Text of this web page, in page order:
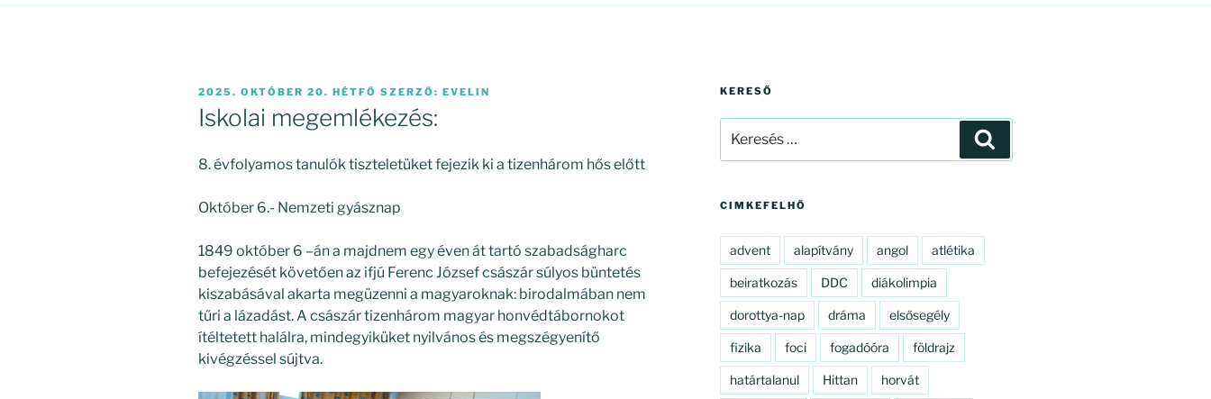
BEKÜLDVE:
2025. OKTÓBER 20. HÉTFŐ SZERZŐ: EVELIN
Iskolai megemlékezés:
8. évfolyamos tanulók tiszteletüket fejezik ki a tizenhárom hős előtt
Október 6.- Nemzeti gyásznap
1849 október 6 –án a majdnem egy éven át tartó szabadságharc
befejezését követően az ifjú Ferenc József császár súlyos büntetés
kiszabásával akarta megüzenni a magyaroknak: birodalmában nem
tűri a lázadást. A császár tizenhárom magyar honvédtábornokot
ítéltetett halálra, mindegyiküket nyilvános és megszégyenítő
kivégzéssel sújtva.
KERESŐ
következő
CIMKEFELHŐ
advent alapítvány angol atlétika
beiratkozás DDC diákolimpia
dorottya-nap dráma elsősegély
fizika foci fogadóóra földrajz
határtalanul Hittan horvát